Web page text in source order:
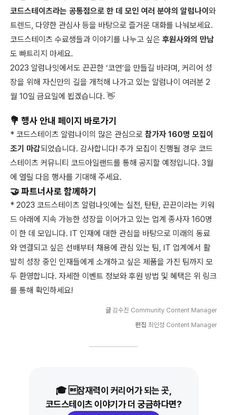
코드스테이츠라는 공통점으로 한 데 모인 여러 분야의 알럼나이 와
트렌드, 다양한 관심사 등을 바탕으로 즐거운 대화를 나눠보세요.
코드스테이츠 수료생들과 이야기를 나누고 싶은 후원사와의 만남
도 빠트리지 마세요.
2023 알럼나잇에서도 끈끈한 ‘코연’을 만들길 바라며, 커리어 성
장을 위해 자신만의 길을 개척해 나가고 있는 알럼나이 여러분 2
월 10일 금요일에 뵙겠습니다. 👋
💐 행사 안내 페이지 바로가기
* 코드스테이츠 알럼나이의 많은 관심으로 참가자 160명 모집이
조기 마감되었습니다. 감사합니다! 추가 모집이 진행될 경우 코드
스테이츠 커뮤니티 코드아일랜드를 통해 공지할 예정입니다. 3월
에 열릴 다음 행사를 기대해 주세요.
🤝파트너사로 함께하기
* 2023 코드스테이츠 알럼나잇에는 실전, 탄탄, 끈끈이라는 키워
드 아래에 지속 가능한 성장을 이어가고 있는 업계 종사자 160명
이 한 데 모입니다. IT 인재에 대한 관심을 바탕으로 미래의 동료
와 연결되고 싶은 선배부터 채용에 관심 있는 팀, IT 업계에서 활
발히 성장 중인 인재들에게 소개하고 싶은 제품을 가진 팀까지 모
두 환영합니다. 자세한 이벤트 정보와 후원 방법 및 혜택은 위 링크
를 통해 확인하세요!
글 김수진 Community Content Manager
편집 최인성 Content Manager
🎓 잠재력이 커리어가 되는 곳,
코드스테이츠 이야기가 더 궁금하다면?